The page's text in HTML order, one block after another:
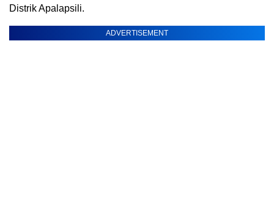
Distrik Apalapsili.
ADVERTISEMENT